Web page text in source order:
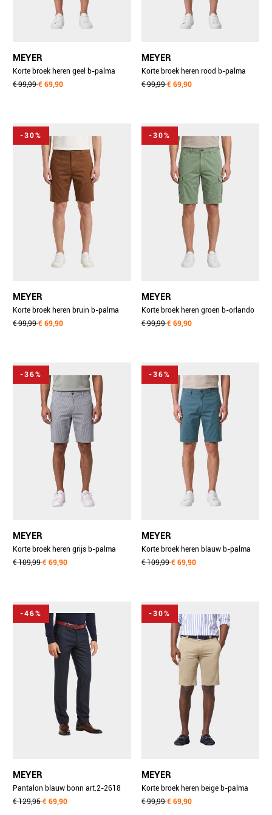
MEYER
Korte broek heren geel b-palma
art.1-8120 1401812090/41
€ 99,99€ 69,90
MEYER
Korte broek heren rood b-palma
art.1-3011 1401301190/55
€ 99,99€ 69,90
-30%
MEYER
Korte broek heren bruin b-palma
art.1-8120 1401812090/45
€ 99,99€ 69,90
-30%
MEYER
Korte broek heren groen b-orlando
art.1-5074 1391507400/26
€ 99,99€ 69,90
-36%
MEYER
Korte broek heren grijs b-palma
art.1-7368 1401736890/06
€ 109,99€ 69,90
-36%
MEYER
Korte broek heren blauw b-palma
art.1-7367 1401736790/16
€ 109,99€ 69,90
-46%
MEYER
Pantalon blauw bonn art.2-2618
1022261800/19
€ 129,95€ 69,90
-30%
MEYER
Korte broek heren beige b-palma
art.1-6184 1401618490/42
€ 99,99€ 69,90